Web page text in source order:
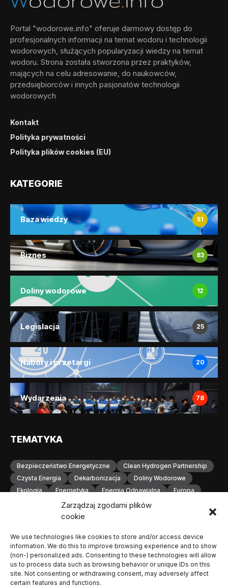
Zarządzaj zgodami plików
cookie
We use technologies like cookies to store and/or access device
information. We do this to improve browsing experience and to show
(non-) personalized ads. Consenting to these technologies will allow
us to process data such as browsing behavior or unique IDs on this
site. Not consenting or withdrawing consent, may adversely affect
certain features and functions.
Portal "wodorowe.info" oferuje darmowy dostęp do
profesjonalnych informacji na temat wodoru i technologii
wodorowych, służących popularyzacji wiedzy na temat
wodoru. Strona została stworzona przez praktyków,
mających na celu adresowanie, do naukowców,
przedsiębiorców i innych pasjonatów technologii
wodorowych
Kontakt
Polityka prywatności
Polityka plików cookies (EU)
KATEGORIE
Baza wiedzy 51
Biznes 83
Doliny wodorowe 12
Legislacja 25
Nabory i przetargi 20
Wydarzenia 78
TEMATYKA
Bezpieczeństwo Energetyczne
Clean Hydrogen Partnership
Czysta Energia
Dekarbonizacja
Doliny Wodorowe
Ekologia
Energetyka Energia Odnawialna
Europa
Gospodarka Wodorowa
H2
Hydrogen Europe
Infrastruktura Wodorowa
Magazynowanie Energii
Magazynowanie Wodoru
Małopolska
Neutralność Klimatyczna
Odnawialne Źródła Energii
Ogniwa Paliwowe
Orlen
OZE
Polska Produkcja Wodoru
Przemysł